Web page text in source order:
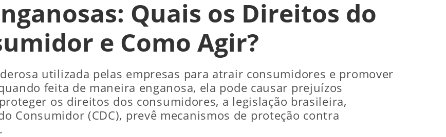
Quais os Direitos do
e Como Agir?
utilizada pelas empresas para atrair consumidores e promover
feita de maneira enganosa, ela pode causar prejuízos
os direitos dos consumidores, a legislação brasileira,
Consumidor (CDC), prevê mecanismos de proteção contra